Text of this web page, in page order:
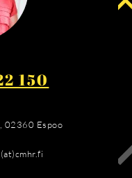
150
02360 Espoo